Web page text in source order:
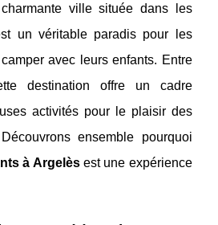
charmante ville située dans les
un véritable paradis pour les
avec leurs enfants. Entre
destination offre un cadre
activités pour le plaisir des
ensemble pourquoi
à Argelèsest une expérience